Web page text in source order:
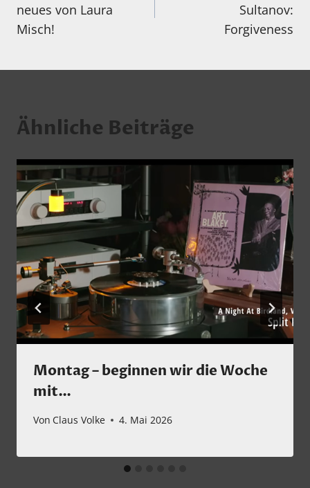
neues von Laura
Misch!
Sultanov:
Forgiveness
Ähnliche Beiträge
Montag – beginnen wir die Woche
mit…
Von Claus Volke 4. Mai 2026